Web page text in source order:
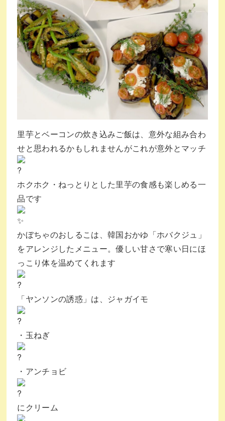
里芋とベーコンの炊き込みご飯は、意外な組み合わ
せと思われるかもしれませんがこれが意外とマッチ
ホクホク・ねっとりとした里芋の食感も楽しめる一
品です
かぼちゃのおしるこは、韓国おかゆ「ホバクジュ」
をアレンジしたメニュー。優しい甘さで寒い日にほ
っこり体を温めてくれます
「ヤンソンの誘惑」は、ジャガイモ
・玉ねぎ
・アンチョビ
にクリーム